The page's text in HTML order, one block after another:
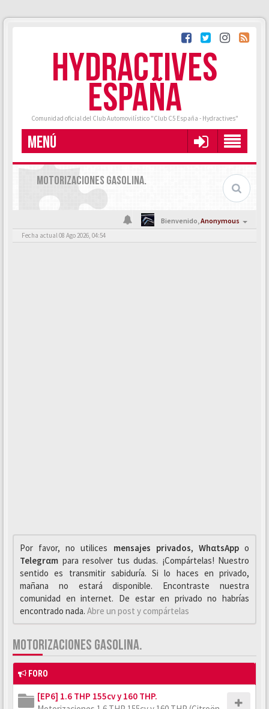
HYDRACTIVES
ESPAÑA
Comunidad oficial del Club Automovilístico "Club C5 España - Hydractives"
MENÚ
MOTORIZACIONES GASOLINA.
Bienvenido,Anonymous
Fecha actual 08 Ago 2026, 04:54
Por favor, no utilices mensajes privados, WhαtsAppo
Telegrαm para resolver tus dudas. ¡Compártelas! Nuestro
sentido es transmitir sabiduría. Si lo haces en privado,
mañana no estará disponible. Encontraste nuestra
comunidad en internet. De estar en privado no habrías
encontrado nada. Abre un post y compártelas
MOTORIZACIONES GASOLINA.
FORO
[EP6] 1.6 THP 155cv y 160 THP.